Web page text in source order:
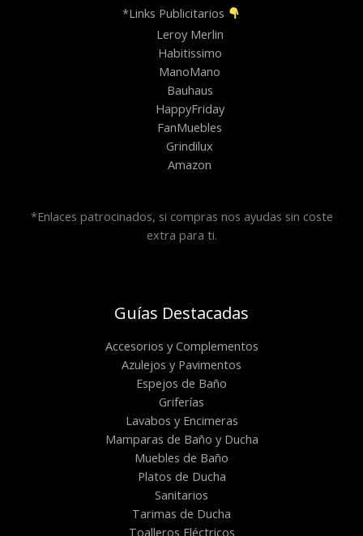
*Links Publicitarios
Leroy Merlin
Habitissimo
ManoMano
Bauhaus
HappyFriday
FanMuebles
Grindilux
Amazon
*Enlaces patrocinados, si compras nos ayudas sin coste
extra para ti.
Guías Destacadas
Accesorios y Complementos
Azulejos y Pavimentos
Espejos de Baño
Griferías
Lavabos y Encimeras
Mamparas de Baño y Ducha
Muebles de Baño
Platos de Ducha
Sanitarios
Tarimas de Ducha
Toalleros Eléctricos